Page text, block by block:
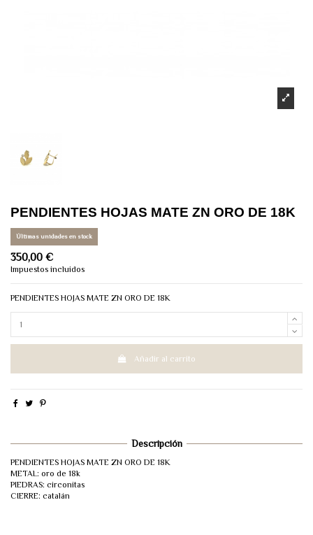
PENDIENTES HOJAS MATE ZN ORO DE 18K
Últimas unidades en stock
350,00 €
Impuestos incluidos
PENDIENTES HOJAS MATE ZN ORO DE 18K
Añadir al carrito
Descripción
PENDIENTES HOJAS MATE ZN ORO DE 18K
METAL: oro de 18k
PIEDRAS: circonitas
CIERRE: catalán